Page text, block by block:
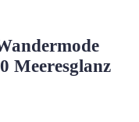
Meeresglanz